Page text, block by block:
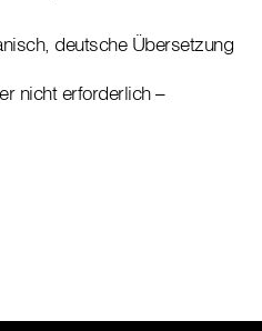
deutsche Übersetzung
nicht erforderlich –